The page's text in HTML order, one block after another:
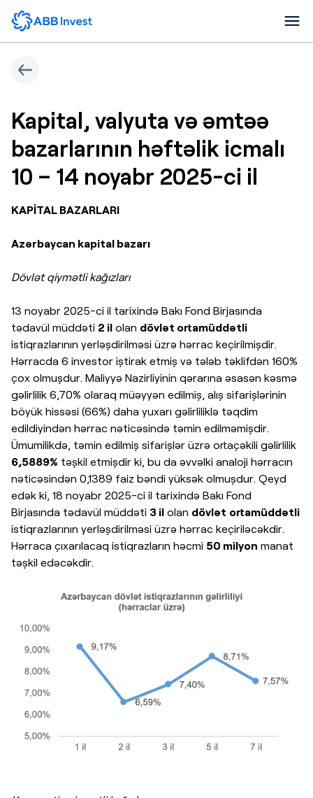
Kapital, valyuta və əmtəə
bazarlarının həftəlik icmalı
10 – 14 noyabr 2025-ci il
KAPİTAL BAZARLARI
Azərbaycan kapital bazarı
Dövlət qiymətli kağızları
13 noyabr 2025-ci il tarixində Bakı Fond Birjasında
tədavül müddəti 2 il olan dövlət ortamüddətli
istiqrazlarının yerləşdirilməsi üzrə hərrac keçirilmişdir.
Hərracda 6 investor iştirak etmiş və tələb təklifdən 160%
çox olmuşdur. Maliyyə Nazirliyinin qərarına əsasən kəsmə
gəlirlilik 6,70% olaraq müəyyən edilmiş, alış sifarişlərinin
böyük hissəsi (66%) daha yuxarı gəlirliliklə təqdim
edildiyindən hərrac nəticəsində təmin edilməmişdir.
Ümumilikdə, təmin edilmiş sifarişlər üzrə ortaçəkili gəlirlilik
6,5889% təşkil etmişdir ki, bu da əvvəlki analoji hərracın
nəticəsindən 0,1389 faiz bəndi yüksək olmuşdur. Qeyd
edək ki, 18 noyabr 2025-ci il tarixində Bakı Fond
Birjasında tədavül müddəti 3 il olan dövlət ortamüddətli
istiqrazlarının yerləşdirilməsi üzrə hərrac keçiriləcəkdir.
Hərraca çıxarılacaq istiqrazların həcmi 50 milyon manat
təşkil edəcəkdir.